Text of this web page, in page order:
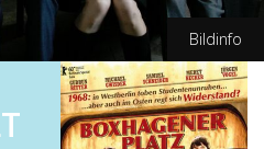
Bildinfo
CP Film/Volker Roloff